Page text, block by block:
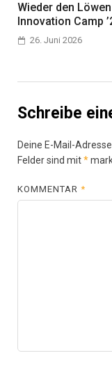
Wieder den
Innovation Camp
26. Juni 2026
Schreibe
Deine E-Mail-
Felder sind mit*
KOMMENTAR*